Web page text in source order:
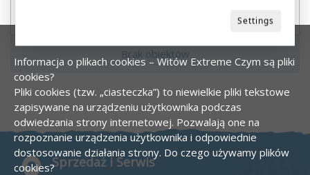
Brak obiektów
Sprzedaż i Serwis
Informacja o plikach cookies – Witów Extreme Czym są pliki
cookies?
Pliki cookies (tzw. „ciasteczka”) to niewielkie pliki tekstowe
zapisywane na urządzeniu użytkownika podczas
odwiedzania strony internetowej. Pozwalają one na
rozpoznanie urządzenia użytkownika i odpowiednie
dostosowanie działania strony. Do czego używamy plików
cookies?
Settings